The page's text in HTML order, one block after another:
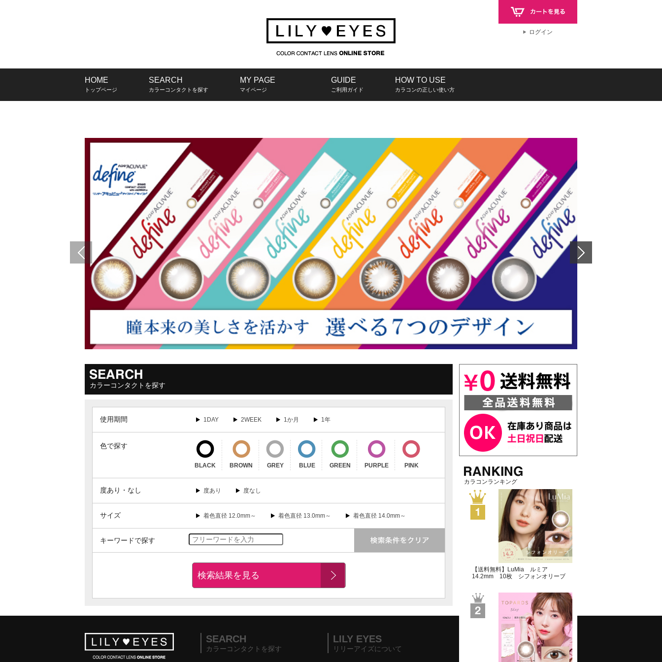
ログイン
HOME
トップページ
SEARCH
カラーコンタクトを探す
MY PAGE
マイページ
GUIDE
ご利用ガイド
HOW TO USE
カラコンの正しい使い方
カラーコンタクトを探す
使用期間 1DAY 2WEEK 1か月 1年
色で探す
BLACK BROWN GREY BLUE GREEN PURPLE PINK
度あり・なし 度あり 度なし
サイズ 着色直径 12.0mm～ 着色直径 13.0mm～ 着色直径 14.0mm～
キーワードで探す
検索結果を見る
カラコンランキング
【送料無料】LuMia ルミア
14.2mm 10枚 シフォンオリーブ
SEARCH
カラーコンタクトを探す
LILY EYES
リリーアイズについて